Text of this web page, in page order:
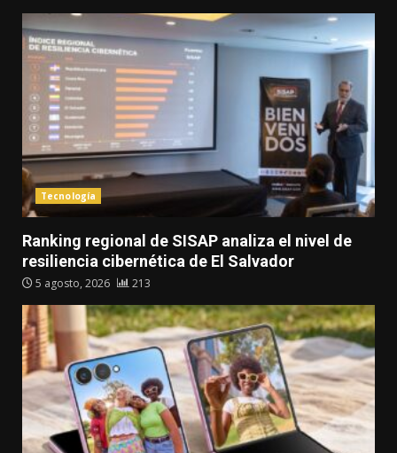
Tecnología
Ranking regional de SISAP analiza el nivel de
resiliencia cibernética de El Salvador
5 agosto, 2026 213